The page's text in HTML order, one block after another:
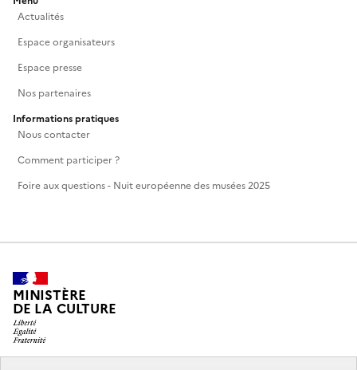
Actualités
Espace organisateurs
Espace presse
Nos partenaires
Informations pratiques
Nous contacter
Comment participer ?
Foire aux questions - Nuit européenne des musées 2025
MINISTÈRE
DE LA CULTURE